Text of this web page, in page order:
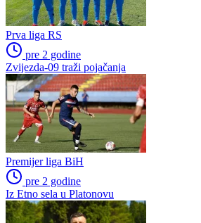
Prva liga RS
pre 2 godine
Zvijezda-09 traži pojačanja
Premijer liga BiH
pre 2 godine
Iz Etno sela u Platonovu